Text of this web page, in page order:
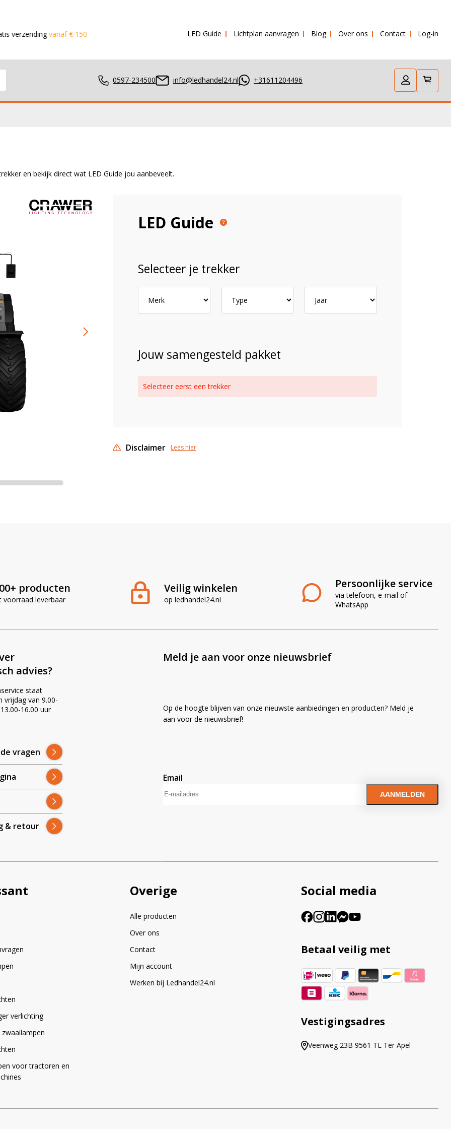
vanaf € 150,- in de Benelux Voor 15:00 besteld?Dezelfde dag verstuurd!
LED Guide Lichtplan aanvragen Blog Over ons Contact Log-in
0597-234500 info@ledhandel24.nl +31611204496
en
Selecteer het merk, model en het bouwjaar van jouw trekker en
bekijk direct welke lampen de LED configurator jou aanbeveelt!
PROBEER NU
en bekijk direct wat LED Guide jou aanbeveelt.
LED Guide
NB:
Selecteer je trekker
Jouw samengesteld pakket
Selecteer eerst een trekker
Disclaimer Lees hier
producten
voorraad leverbaar
Veilig winkelen
op ledhandel24.nl
Persoonlijke service
via telefoon, e-mail of
WhatsApp
advies?
staat
vrijdag van 9.00-
16.00 uur
vragen
& retour
Meld je aan voor onze nieuwsbrief
Op de hoogte blijven van onze nieuwste aanbiedingen en producten? Meld je
aan voor de nieuwsbrief!
Email
A
a
v
:
verlichting
voor tractoren en
Overige
Alle producten
Over ons
Contact
Mijn account
Werken bij Ledhandel24.nl
Social media
Betaal veilig met
Vestigingsadres
Veenweg 23B 9561 TL Ter Apel
van nieuwe
een paar